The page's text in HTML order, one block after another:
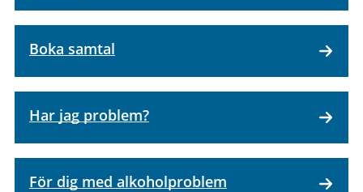
Boka samtal
Har jag problem?
För dig med alkoholproblem